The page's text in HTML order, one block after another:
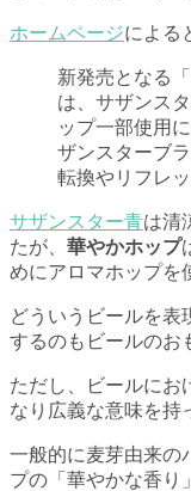
ホームページによる
新発売となる
は、サザンス
ップ一部使用
ザンスターブ
転換やリフレ
サザンスター青は清
たが、 華やかホップ
めにアロマホップを
どういうビールを表
するのもビールのお
ただし、ビールにお
なり広義な意味を持
一般的に麦芽由来の
プの「華やかな香り